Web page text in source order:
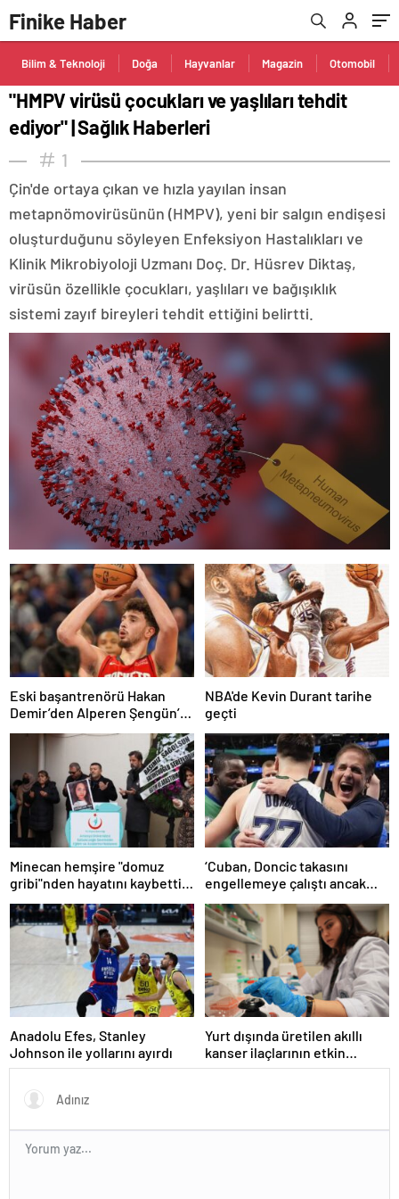
Finike Haber
Bilim & Teknoloji Doğa Hayvanlar Magazin Otomobil
"HMPV virüsü çocukları ve yaşlıları tehdit
ediyor" | Sağlık Haberleri
1
Çin'de ortaya çıkan ve hızla yayılan insan
metapnömovirüsünün (HMPV), yeni bir salgın endişesi
oluşturduğunu söyleyen Enfeksiyon Hastalıkları ve
Klinik Mikrobiyoloji Uzmanı Doç. Dr. Hüsrev Diktaş,
virüsün özellikle çocukları, yaşlıları ve bağışıklık
sistemi zayıf bireyleri tehdit ettiğini belirtti.
Eski başantrenörü Hakan
Demir’den Alperen Şengün’e
övgü
NBA'de Kevin Durant tarihe
geçti
Minecan hemşire "domuz
gribi"nden hayatını kaybetti –
‘Cuban, Doncic takasını
engellemeye çalıştı ancak
Haberleri
Anadolu Efes, Stanley
Johnson ile yollarını ayırdı
Yurt dışında üretilen akıllı
kanser ilaçlarının etkin
maddesi yerli imkanlarla